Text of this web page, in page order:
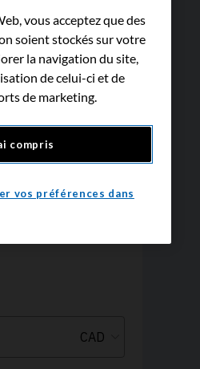
vous acceptez que des
soient stockés sur votre
la navigation du site,
de celui-ci et de
de marketing.
compris
vos préférences dans